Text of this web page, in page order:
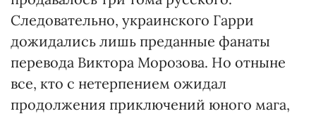
Следовательно, украинского Гарри
дожидались лишь преданные фанаты
перевода Виктора Морозова. Но отныне
все, кто с нетерпением ожидал
продолжения приключений юного мага,